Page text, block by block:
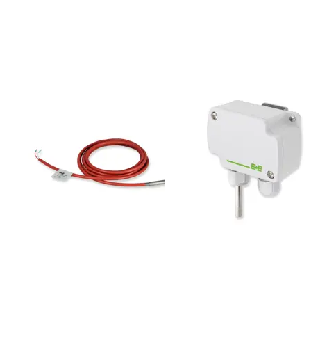
kabel temperatuursensor voor
hogere temperaturen
EE451 serie in-
outdoor wand
temperatuur